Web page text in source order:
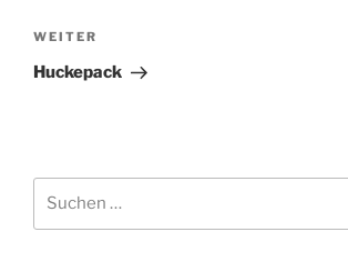
Nächster
Beitrag
WEITER
Huckepack